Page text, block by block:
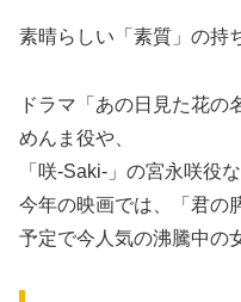
素晴らしい「素質」の持
ドラマ「あの日見た花の
めんま役や、
「咲-Saki-」の宮永咲役な
今年の映画では、「君の
予定で今人気の沸騰中の